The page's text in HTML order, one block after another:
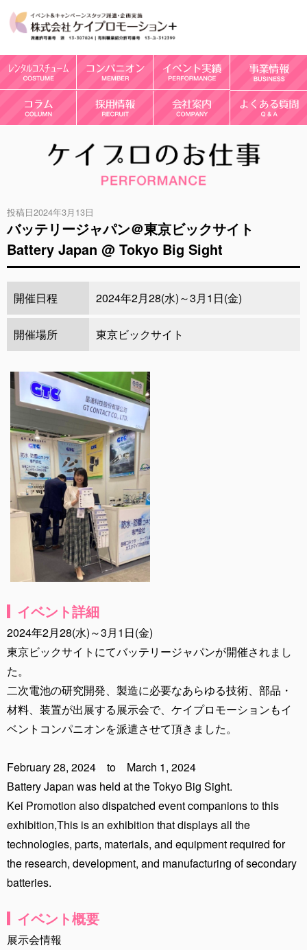
投稿日2024年3月13日
バッテリージャパン＠東京ビックサイト
Battery Japan @ Tokyo Big Sight
開催日程 2024年2月28(水)～3月1日(金)
開催場所 東京ビックサイト
イベント詳細
2024年2月28(水)～3月1日(金)
東京ビックサイトにてバッテリージャパンが開催されまし
た。
二次電池の研究開発、製造に必要なあらゆる技術、部品・
材料、装置が出展する展示会で、ケイプロモーションもイ
ベントコンパニオンを派遣させて頂きました。
February 28, 2024 to March 1, 2024
Battery Japan was held at the Tokyo Big Sight.
Kei Promotion also dispatched event companions to this
exhibition,This is an exhibition that displays all the
technologies, parts, materials, and equipment required for
the research, development, and manufacturing of secondary
batteries.
イベント概要
展示会情報